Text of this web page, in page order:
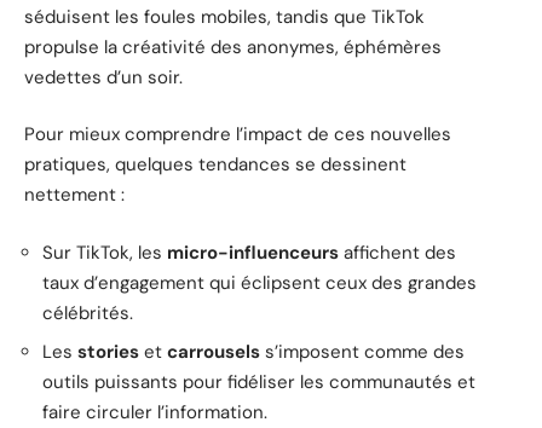
séduisent les foules mobiles, tandis que TikTok
propulse la créativité des anonymes, éphémères
vedettes d’un soir.
Pour mieux comprendre l’impact de ces nouvelles
pratiques, quelques tendances se dessinent
nettement :
Sur TikTok, les micro-influenceurs affichent des
taux d’engagement qui éclipsent ceux des grandes
célébrités.
Les stories et carrousels s’imposent comme des
outils puissants pour fidéliser les communautés et
faire circuler l’information.